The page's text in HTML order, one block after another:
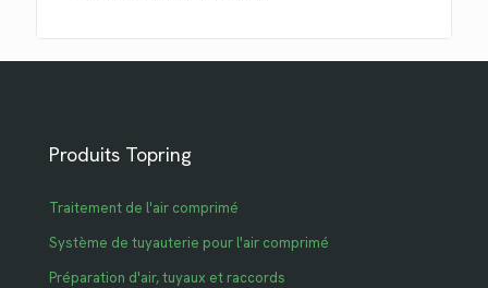
Produits Topring
Traitement de l'air comprimé
Système de tuyauterie pour l'air comprimé
Préparation d'air, tuyaux et raccords